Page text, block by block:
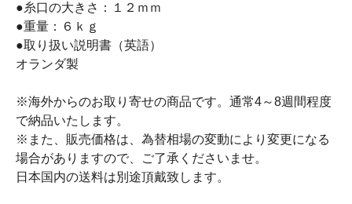
●糸口の大きさ：１２ｍｍ
●重量：６ｋｇ
●取り扱い説明書（英語）
オランダ製
※海外からのお取り寄せの商品です。通常4～8週間程度
で納品いたします。
※また、販売価格は、為替相場の変動により変更になる
場合がありますので、ご了承くださいませ。
日本国内の送料は別途頂戴致します。